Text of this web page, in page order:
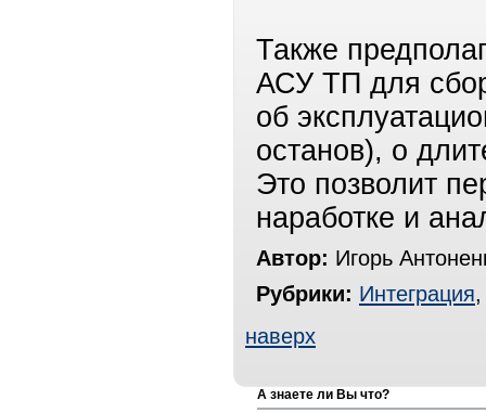
Также
АСУ ТП для
об
останов), о
Это позволит
наработке и
Автор: Игорь
Рубрики: Интеграция
наверх
А знаете ли Вы что?